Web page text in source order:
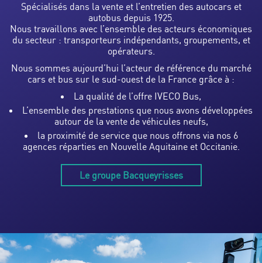
Spécialisés dans la vente et l’entretien des autocars et
autobus depuis 1925.
Nous travaillons avec l’ensemble des acteurs économiques
du secteur : transporteurs indépendants, groupements, et
opérateurs.
Nous sommes aujourd’hui l’acteur de référence du marché
cars et bus sur le sud-ouest de la France grâce à :
La qualité de l’offre IVECO Bus,
L’ensemble des prestations que nous avons développées
autour de la vente de véhicules neufs,
la proximité de service que nous offrons via nos 6
agences réparties en Nouvelle Aquitaine et Occitanie.
Le groupe Bacqueyrisses